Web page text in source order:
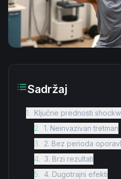
Sadržaj
1. Ključne prednosti
2. 1. Neinvazivan tretman
3. 2. Bez perioda
4. 3. Brzi rezultati
5. 4. Dugotrajni efekti